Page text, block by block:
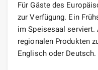
Für Gäste des
zur Verfügung. Ein
im Speisesaal
regionalen Produkten
Englisch oder Deutsch.